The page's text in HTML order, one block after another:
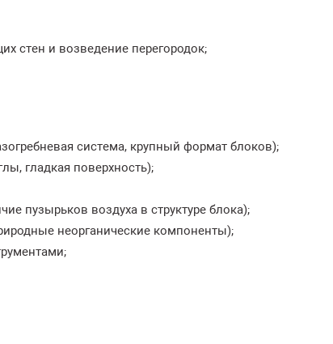
стен и возведение перегородок;
система, крупный формат блоков);
гладкая поверхность);
пузырьков воздуха в структуре блока);
неорганические компоненты);